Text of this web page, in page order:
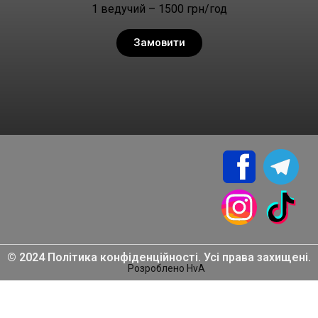
1 ведучий – 1500 грн/год
Замовити
© 2024 Політика конфіденційності. Усі права захищені.
Розроблено HvA